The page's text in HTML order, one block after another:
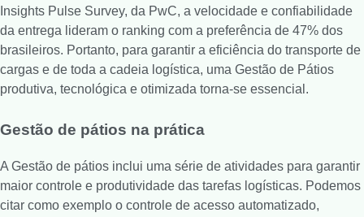
Insights Pulse Survey, da PwC, a velocidade e confiabilidade
da entrega lideram o ranking com a preferência de 47% dos
brasileiros. Portanto, para garantir a eficiência do transporte de
cargas e de toda a cadeia logística, uma Gestão de Pátios
produtiva, tecnológica e otimizada torna-se essencial.
Gestão de pátios na prática
A Gestão de pátios inclui uma série de atividades para garantir
maior controle e produtividade das tarefas logísticas. Podemos
citar como exemplo o controle de acesso automatizado,